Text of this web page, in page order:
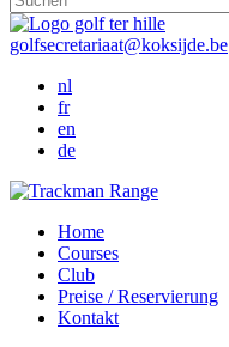
golfsecretariaat@koksijde.be
nl
fr
en
de
Home
Courses
Club
Preise / Reservierung
Kontakt